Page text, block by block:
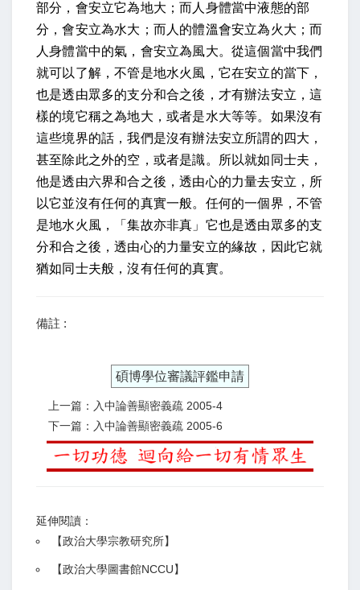
部分，會安立它為地大；而人身體當中液態的部
分，會安立為水大；而人的體溫會安立為火大；而
人身體當中的氣，會安立為風大。從這個當中我們
就可以了解，不管是地水火風，它在安立的當下，
也是透由眾多的支分和合之後，才有辦法安立，這
樣的境它稱之為地大，或者是水大等等。如果沒有
這些境界的話，我們是沒有辦法安立所謂的四大，
甚至除此之外的空，或者是識。所以就如同士夫，
他是透由六界和合之後，透由心的力量去安立，所
以它並沒有任何的真實一般。任何的一個界，不管
是地水火風，「集故亦非真」它也是透由眾多的支
分和合之後，透由心的力量安立的緣故，因此它就
猶如同士夫般，沒有任何的真實。
備註 :
碩博學位審議評鑑申請
上一篇：入中論善顯密義疏 2005-4
下一篇：入中論善顯密義疏 2005-6
延伸閱讀：
【政治大學宗教研究所】
【政治大學圖書館NCCU】